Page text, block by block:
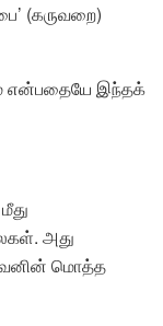
(கருவறை)
என்பதையே இந்தக்
அது
மொத்த